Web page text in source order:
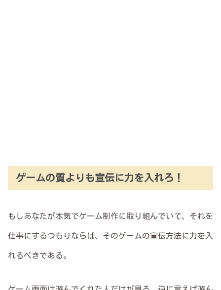
ゲームの質よりも宣伝に力を入れろ！
もしあなたが本気でゲーム制作に取り組んでいて、それを
仕事にするつもりならば、そのゲームの宣伝方法に力を入
れるべきである。